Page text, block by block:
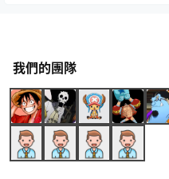
我們的團隊